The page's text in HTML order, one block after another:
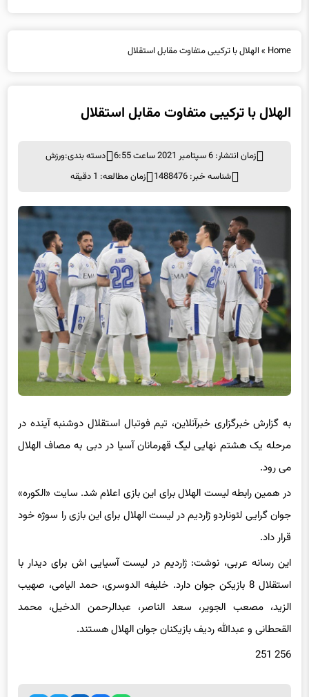
Home
» الهلال با ترکیبی متفاوت مقابل استقلال
الهلال با ترکیبی متفاوت مقابل استقلال
زمان انتشار: 6 سپتامبر 2021 ساعت 6:55 دسته بندی:ورزش
شناسه خبر: 1488476
زمان مطالعه: 1 دقیقه
به گزارش خبرگزاری خبرآنلاین، تیم فوتبال استقلال دوشنبه آینده در
مرحله یک هشتم نهایی لیگ قهرمانان آسیا در دبی به مصاف الهلال
می رود.
در همین رابطه لیست الهلال برای این بازی اعلام شد. سایت «الکوره»
جوان گرایی لئوناردو ژاردیم در لیست الهلال برای این بازی را سوژه خود
قرار داد.
این رسانه عربی، نوشت: ژاردیم در لیست آسیایی اش برای دیدار با
استقلال 8 بازیکن جوان دارد. خلیفه الدوسری، حمد الیامی، صهیب
الزید، مصعب الجویر، سعد الناصر، عبدالرحمن الدخیل، محمد
القحطانی و عبدالله ردیف بازیکنان جوان الهلال هستند.
256 251